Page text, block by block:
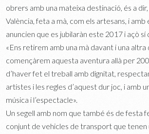
obrers amb una mateixa destinació, és a
València, feta a mà, com els artesans, i amb
anuncien que es jubilaràn este 2017 i açò
«Ens retirem amb una mà davant i una
començàrem aquesta aventura allà per
d’haver fet el treball amb dignitat,
artistes i les regles d’aquest dur joc, i amb
música i l’espectacle».
Un segell amb nom que també és de festa
conjunt de vehicles de transport que tenen